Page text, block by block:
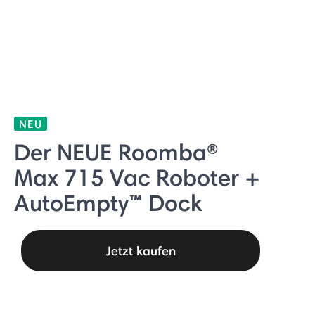
NEU
Der NEUE Roomba®
Max 715 Vac Roboter +
AutoEmpty™ Dock
Jetzt kaufen